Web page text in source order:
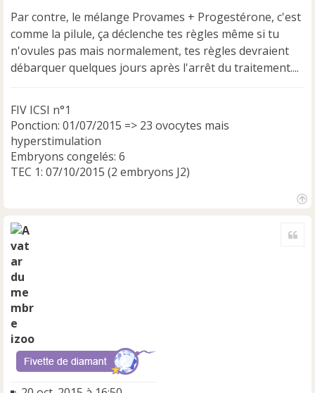
l
u
Par contre, le mélange Provames + Progestérone, c'est
comme la pilule, ça déclenche tes règles même si tu
n'ovules pas mais normalement, tes règles devraient
débarquer quelques jours après l'arrêt du traitement....
FIV ICSI n°1
Ponction: 01/07/2015 => 23 ovocytes mais
hyperstimulation
Embryons congelés: 6
TEC 1: 07/10/2015 (2 embryons J2)
izoo